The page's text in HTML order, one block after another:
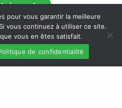
journal
pour vous garantir la meilleure
vous continuez à utiliser ce site.
vous en êtes satisfait.
de confidentialité